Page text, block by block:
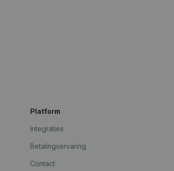
Platform
Integraties
Betalingservaring
Contact